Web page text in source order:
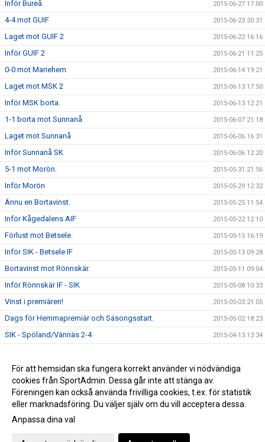
Inför Bureå. 2015-06-27 17:00
4-4 mot GUIF 2015-06-23 20:31
Laget mot GUIF 2 2015-06-22 16:16
Inför GUIF 2 2015-06-21 11:25
0-0 mot Mariehem 2015-06-14 19:21
Laget mot MSK 2 2015-06-13 17:50
Inför MSK borta. 2015-06-13 12:21
1-1 borta mot Sunnanå 2015-06-07 21:18
Laget mot Sunnanå 2015-06-06 16:31
Inför Sunnanå SK 2015-06-06 12:20
5-1 mot Morön. 2015-05-31 21:56
Inför Morön 2015-05-29 12:32
Ännu en Bortavinst. 2015-05-25 11:54
Inför Kågedalens AIF 2015-05-22 12:10
Förlust mot Betsele. 2015-05-15 16:19
Inför SIK - Betsele IF 2015-05-13 09:28
Bortavinst mot Rönnskär. 2015-05-11 09:04
Inför Rönnskär IF - SIK 2015-05-08 10:33
Vinst i premiären! 2015-05-03 21:05
Dags för Hemmapremiär och Säsongsstart. 2015-05-02 18:23
SIK - Spöland/Vännäs 2-4 2015-04-13 13:34
Vinst mot MSK2 2015-03-30 10:45
Sandvik - IFK Umeå 2-3 2015-03-22 20:44
Gå till Webbversion
För att hemsidan ska fungera korrekt använder vi nödvändiga
cookies från SportAdmin. Dessa går inte att stänga av.
Föreningen kan också använda frivilliga cookies, t.ex. för statistik
eller marknadsföring. Du väljer själv om du vill acceptera dessa.
Anpassa dina val